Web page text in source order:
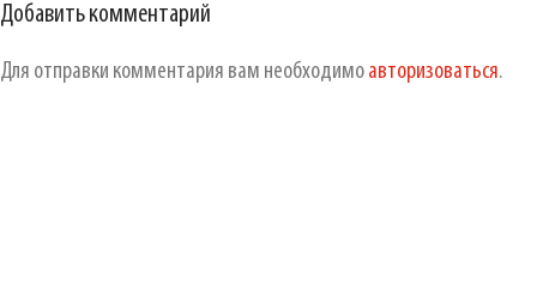
Добавить комментарий
Для отправки комментария вам необходимо авторизоваться.